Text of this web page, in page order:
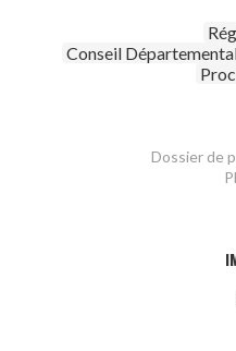
Conseil
Dossier de